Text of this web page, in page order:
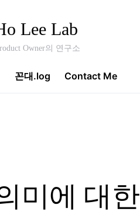
Lee Lab
Owner의 연구소
꼰대.log Contact Me
미에 대한